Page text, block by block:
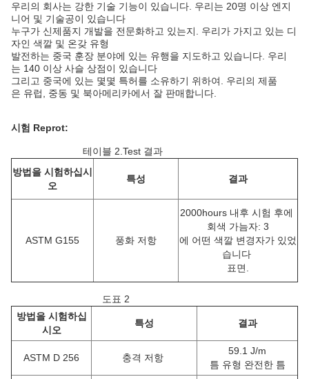
우리의 회사는 강한 기술 기능이 있습니다. 우리는 20명 이상 엔지
니어 및 기술공이 있습니다
누구가 신제품지 개발을 전문화하고 있는지. 우리가 가지고 있는 디
자인 색깔 및 온갖 유형
발전하는 중국 훈장 분야에 있는 유행을 지도하고 있습니다. 우리
는 140 이상 사슬 상점이 있습니다
그리고 중국에 있는 몇몇 특허를 소유하기 위하여. 우리의 제품
은 유럽, 중동 및 북아메리카에서 잘 판매합니다.
시험 Reprot:
테이블 2.Test 결과
방법을 시험하십시
오
특성 결과
ASTM G155 풍화 저항
2000hours 내후 시험 후에
회색 가늠자: 3
에 어떤 색깔 변경자가 있었
습니다
표면.
도표 2
방법을 시험하십
시오
특성 결과
ASTM D 256 충격 저항
59.1 J/m
틈 유형 완전한 틈